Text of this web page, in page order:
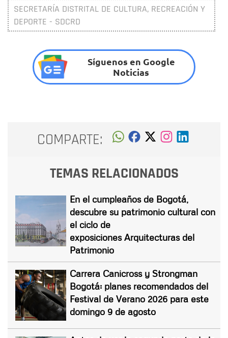
SECRETARÍA DISTRITAL DE CULTURA, RECREACIÓN Y
DEPORTE - SDCRD
Síguenos en Google
Noticias
COMPARTE:
TEMAS RELACIONADOS
En el cumpleaños de Bogotá,
descubre su patrimonio cultural con
el ciclo de
exposiciones Arquitecturas del
Patrimonio
Carrera Canicross y Strongman
Bogotá: planes recomendados del
Festival de Verano 2026 para este
domingo 9 de agosto